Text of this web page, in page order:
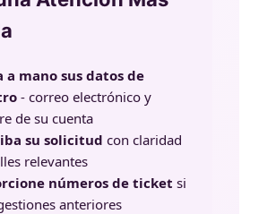
a mano sus datos de
- correo electrónico y
de su cuenta
su solicitud con claridad
relevantes
números de ticket si
anteriores